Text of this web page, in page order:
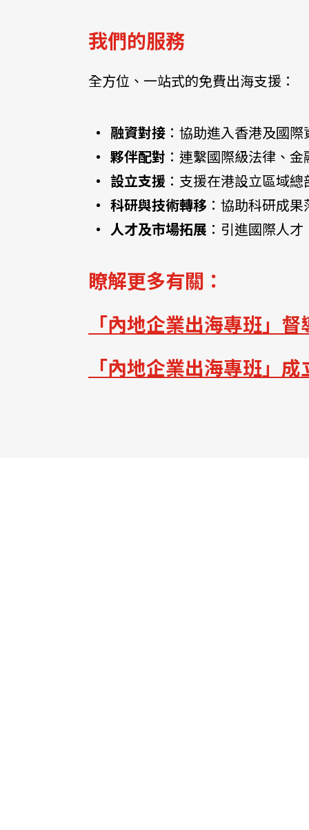
香港家族辦公室
我們的服務
全方位、一站式的免費出海支援：
融資對接 ：協助進入香港及國
夥伴配對 ：連繫國際級法律、
設立支援 ：支援在港設立區域
科研與技術轉移 ：協助科研成
人才及市場拓展 ：引進國際人
瞭解更多有關：
「內地企業出海專班」 督
「內地企業出海專班」